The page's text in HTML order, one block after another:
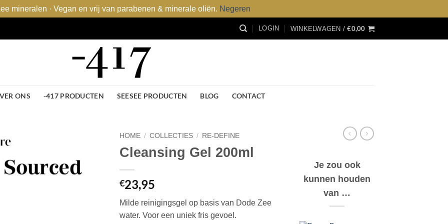
mineralen · Vegan en vrij van parabenen & minerale oliën. Negeren
LOGIN WINKELWAGEN /€0,00
ONS -417 PRODUCTEN SEESEE PRODUCTEN BLOG CONTACT
Toevoegen
aan
HOME / COLLECTIES / RE-DEFINE
Cleansing Gel 200ml
€23,95
Milde reinigingsgel op basis van Dode Zee
water. Voor een uniek fris gevoel.
Je zou ook
kunnen houden
van …